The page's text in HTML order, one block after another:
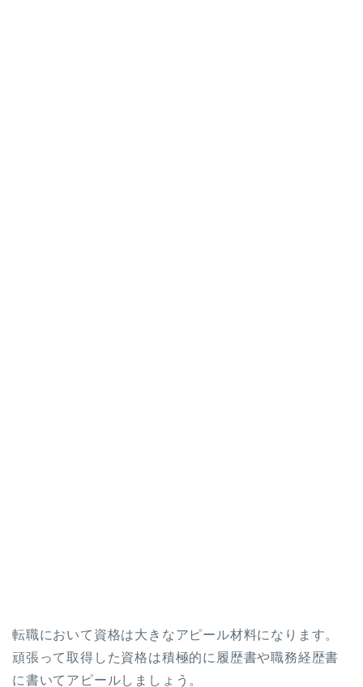
転職において資格は大きなアピール材料になります。
頑張って取得した資格は積極的に履歴書や職務経歴書
に書いてアピールしましょう。